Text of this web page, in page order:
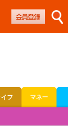
イフ マネー